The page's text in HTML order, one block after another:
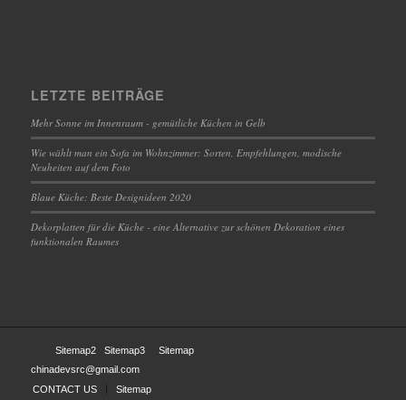
LETZTE BEITRÄGE
Mehr Sonne im Innenraum - gemütliche Küchen in Gelb
Wie wählt man ein Sofa im Wohnzimmer: Sorten, Empfehlungen, modische
Neuheiten auf dem Foto
Blaue Küche: Beste Designideen 2020
Dekorplatten für die Küche - eine Alternative zur schönen Dekoration eines
funktionalen Raumes
Sitemap2 Sitemap3
Sitemap
chinadevsrc@gmail.com
CONTACT US
Sitemap